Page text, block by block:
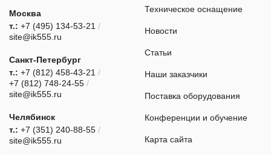
Москва
т.: +7 (495) 134-53-21 /
site@ik555.ru
Санкт-Петербург
т.: +7 (812) 458-43-21 /
+7 (812) 748-24-55 /
site@ik555.ru
Челябинск
т.: +7 (351) 240-88-55 /
site@ik555.ru
Техническое оснащение
Новости
Статьи
Наши заказчики
Поставка оборудования
Конференции и обучение
Карта сайта